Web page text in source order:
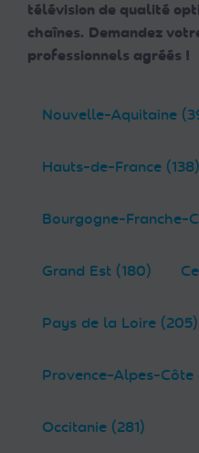
télévision de qualité
chaînes. Demandez
professionnels agréés !
Nouvelle-Aquitaine
Hauts-de-France (138)
Bourgogne-Franche-
Grand Est (180)
Pays de la Loire (205)
Provence-Alpes-Côte
Occitanie (281)